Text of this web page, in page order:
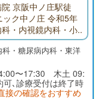
京阪中ノ庄駅徒
ク中ノ庄 令和5年
・内視鏡内科・小
い) 内視鏡(胃カメ
ラを実施している
コー検査：くぶや
・糖尿病内科・東洋
〜17:30 木土 09:
､診療受付は終了時
接の確認をおすすめ